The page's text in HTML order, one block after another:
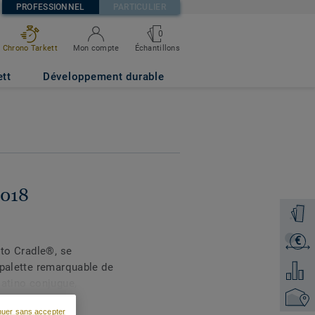
PROFESSIONNEL PARTICULIER
Chrono Tarkett Mon compte
0
Échantillons
Développement durable
€
Cradle®, se
remarquable de
et longévité. La large
sans accepter